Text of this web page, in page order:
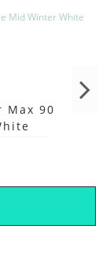
Max 90